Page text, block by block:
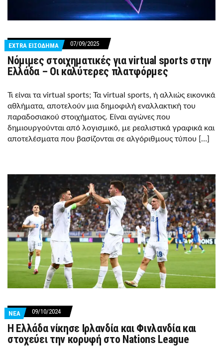
EXTRA ΕΙΣΟΔΗΜΑ 07/09/2025
Νόμιμες στοιχηματικές για virtual sports στην
Ελλάδα – Οι καλύτερες πλατφόρμες
Τι είναι τα virtual sports; Τα virtual sports, ή αλλιώς εικονικά
αθλήματα, αποτελούν μια δημοφιλή εναλλακτική του
παραδοσιακού στοιχήματος. Είναι αγώνες που
δημιουργούνται από λογισμικό, με ρεαλιστικά γραφικά και
αποτελέσματα που βασίζονται σε αλγόριθμους τύπου […]
ΝΕΑ 09/10/2024
Η Ελλάδα νίκησε Ιρλανδία και Φινλανδία και
στοχεύει την κορυφή στο Nations League